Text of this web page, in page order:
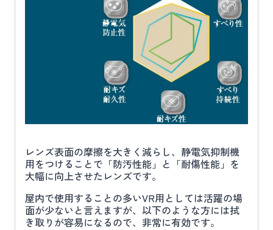
レンズ表面の摩擦を大きく減らし、静電気抑制機
用をつけることで「防汚性能」と「耐傷性能」を
大幅に向上させたレンズです。
屋内で使用することの多いVR用としては活躍の場
面が少ないと言えますが、以下のような方には拭
き取りが容易になるので、非常に有効です。